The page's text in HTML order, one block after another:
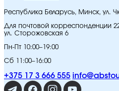
Республика Беларусь, Минск, ул.
Для почтовой корреспонденции
ул. Сторожовская 6
Пн-Пт 10:00–19:00
Сб 11:00–16:00
+375 17 3 666 555